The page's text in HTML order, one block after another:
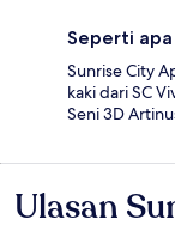
Seperti
Sunrise City
kaki dari SC
Seni 3D
Ulasan
Ulasan